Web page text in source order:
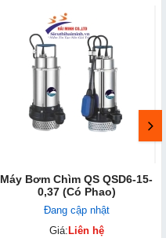
Máy Bơm Chìm QS QSD6-15-
0,37 (Có Phao)
Đang cập nhật
Giá: Liên hệ